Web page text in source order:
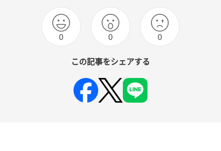
0 0 0
この記事をシェアする